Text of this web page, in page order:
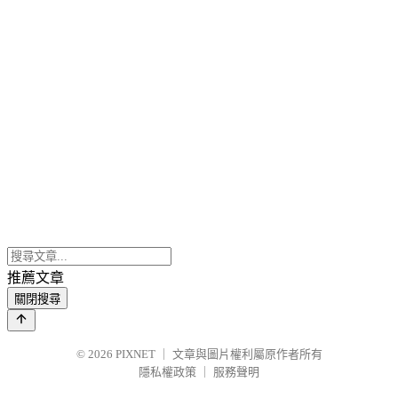
推薦文章
關閉搜尋
© 2026 PIXNET
文章與圖片權利屬原作者所有
隱私權政策
服務聲明